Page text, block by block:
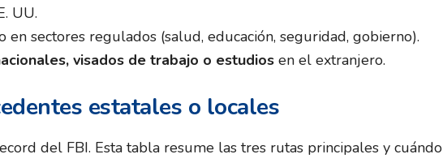
UU.
en sectores regulados (salud, educación, seguridad, gobierno).
visados de trabajo o estudios en el extranjero.
estatales o locales
del FBI. Esta tabla resume las tres rutas principales y cuándo